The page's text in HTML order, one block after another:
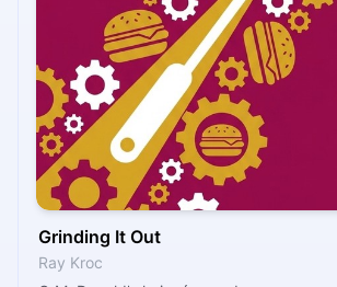
Grinding It Out
Ray Kroc